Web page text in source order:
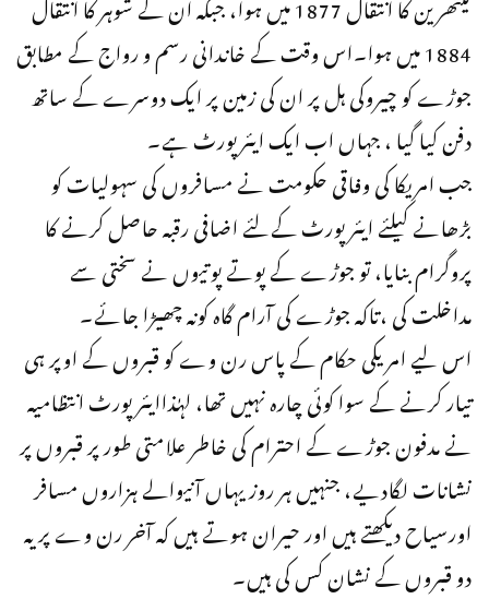
1884 میں ہوا۔اس وقت کے خاندانی رسم و رواج کے مطابق
جوڑے کو چیروکی ہل پر ان کی زمین پر ایک دوسرے کے ساتھ
دفن کیا گیا ، جہاں اب ایک ایئرپورٹ ہے۔
جب امریکا کی وفاقی حکومت نے مسافروں کی سہولیات کو
بڑھانے کیلئے ایئر پورٹ کےلئے اضافی رقبہ حاصل کرنے کا
پروگرام بنایا، تو جوڑے کے پوتے پوتیوں نے سختی سے
مداخلت کی ،تاکہ جوڑے کی آرام گاہ کونہ چھیڑا جائے۔
اس لیے امریکی حکام کے پاس رن وے کو قبروں کے اوپر ہی
تیار کرنے کے سوا کوئی چارہ نہیں تھا، لہٰذاایئر پورٹ انتظامیہ
نے مدفون جوڑے کے احترام کی خاطر علامتی طور پر قبروں پر
نشانات لگادیے، جنہیں ہر روز یہاں آنیوالے ہزاروں مسافر
اورسیاح دیکھتے ہیں اور حیران ہوتے ہیں کہ آخر رن وے پر یہ
دو قبروں کے نشان کس کی ہیں۔